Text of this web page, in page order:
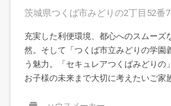
茨城県つくば市みどりの2丁目52番
充実した利便環境、都心へのスムーズ
然。そして「つくば市立みどりの学園
う魅力。「セキュレアつくばみどりの
お子様の未来まで大切に考えたいご家